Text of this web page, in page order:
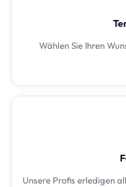
Wählen Sie Ihren
Unsere Profis erledigen